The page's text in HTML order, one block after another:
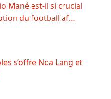
Mané est-il si crucial
du football af…
s’offre Noa Lang et